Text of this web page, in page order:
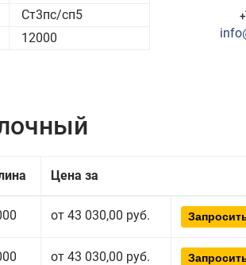
Ст3пс/сп5
12000
Цена за
от 43 030,00 руб.
от 43 030,00 руб.